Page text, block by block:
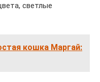
светлые
кошка Маргай: